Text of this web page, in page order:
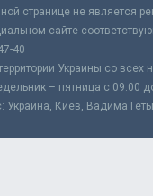
странице не является
сайте
40
Украины со
– пятница с 09:00
Украина, Киев, Вадима